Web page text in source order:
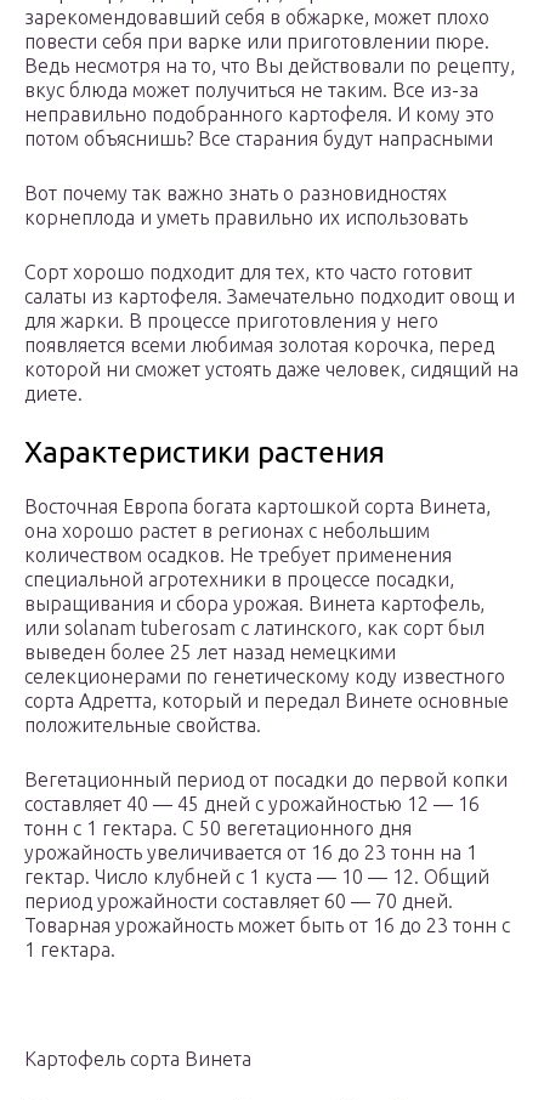
зарекомендовавший себя в обжарке, может плохо
повести себя при варке или приготовлении пюре.
Ведь несмотря на то, что Вы действовали по рецепту,
вкус блюда может получиться не таким. Все из-за
неправильно подобранного картофеля. И кому это
потом объяснишь? Все старания будут напрасными
Вот почему так важно знать о разновидностях
корнеплода и уметь правильно их использовать
Сорт хорошо подходит для тех, кто часто готовит
салаты из картофеля. Замечательно подходит овощ и
для жарки. В процессе приготовления у него
появляется всеми любимая золотая корочка, перед
которой ни сможет устоять даже человек, сидящий на
диете.
Характеристики растения
Восточная Европа богата картошкой сорта Винета,
она хорошо растет в регионах с небольшим
количеством осадков. Не требует применения
специальной агротехники в процессе посадки,
выращивания и сбора урожая. Винета картофель,
или solanam tuberosam с латинского, как сорт был
выведен более 25 лет назад немецкими
селекционерами по генетическому коду известного
сорта Адретта, который и передал Винете основные
положительные свойства.
Вегетационный период от посадки до первой копки
составляет 40 — 45 дней с урожайностью 12 — 16
тонн с 1 гектара. С 50 вегетационного дня
урожайность увеличивается от 16 до 23 тонн на 1
гектар. Число клубней с 1 куста — 10 — 12. Общий
период урожайности составляет 60 — 70 дней.
Товарная урожайность может быть от 16 до 23 тонн с
1 гектара.
Картофель сорта Винета